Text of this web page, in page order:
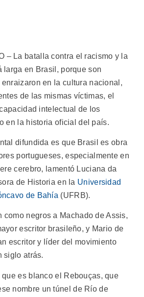
– La batalla contra el racismo y la
larga en Brasil, porque son
en la cultura nacional,
de las mismas víctimas, el
intelectual de los
en la historia oficial del país.
difundida es que Brasil es obra
portugueses, especialmente en
cerebro, lamentó Luciana da
de Historia en la Universidad
de Bahía (UFRB).
como negros a Machado de Assis,
escritor brasileño, y Mario de
escritor y líder del movimiento
siglo atrás.
que es blanco el Rebouças, que
nombre un túnel de Río de